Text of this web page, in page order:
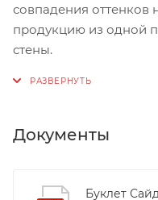
совпадения оттенков
продукцию из одной
стены.
Документы
Буклет